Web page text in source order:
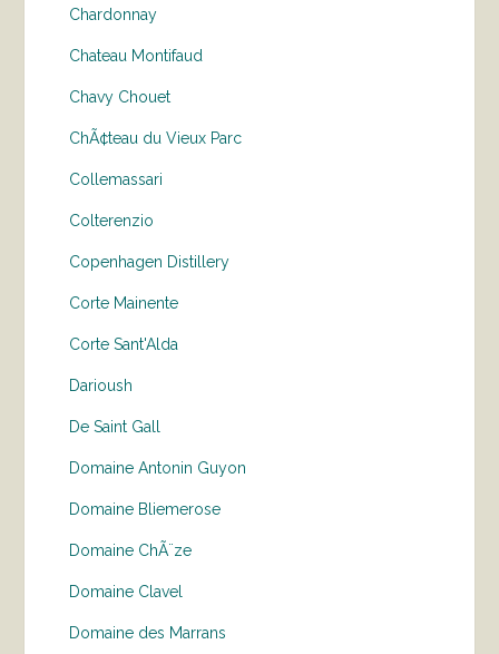
Chardonnay
Chateau Montifaud
Chavy Chouet
ChÃ¢teau du Vieux Parc
Collemassari
Colterenzio
Copenhagen Distillery
Corte Mainente
Corte Sant'Alda
Darioush
De Saint Gall
Domaine Antonin Guyon
Domaine Bliemerose
Domaine ChÃ¨ze
Domaine Clavel
Domaine des Marrans